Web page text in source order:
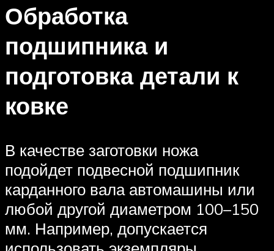
Обработка
подшипника и
подготовка детали к
ковке
В качестве заготовки ножа
подойдет подвесной подшипник
карданного вала автомашины или
любой другой диаметром 100–150
мм. Например, допускается